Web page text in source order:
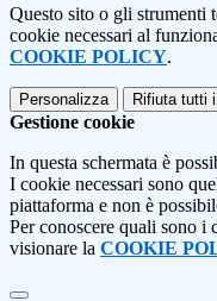
Questo sito o gli strumenti
cookie necessari al
COOKIE POLICY.
Personalizza Rifiuta tutti
Gestione cookie
In questa schermata è
I cookie necessari sono
piattaforma e non è
Per conoscere quali sono i
visionare la COOKIE